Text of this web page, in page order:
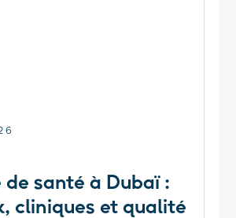
de santé à Dubaï :
cliniques et qualité